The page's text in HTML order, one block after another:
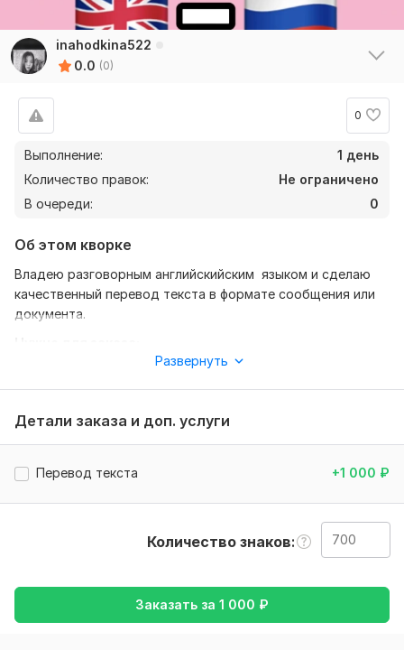
inahodkina522
0.0 (0)
0
Выполнение:
1 день
Количество правок:
Не ограничено
В очереди:
0
Об этом кворке
Владею разговорным английскийским языком и сделаю
качественный перевод текста в формате сообщения или
документа.
Ожидаю от вас текст в сообщении либо вордовский
документ. Так же укажите с какого на какой язык мне
Язык перевода:
Объем услуги в кворке: 700 знаков
Развернуть
Детали заказа и доп. услуги
Перевод текста +1 000 ₽
Количество знаков
Заказать за 1 000 ₽